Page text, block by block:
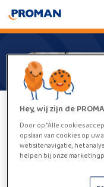
Hey, wij zijn de
Door op “Alle cookies
opslaan van cookies op
websitenavigatie, het
helpen bij onze